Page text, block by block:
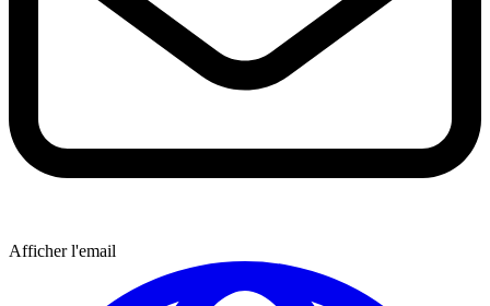
Afficher l'email